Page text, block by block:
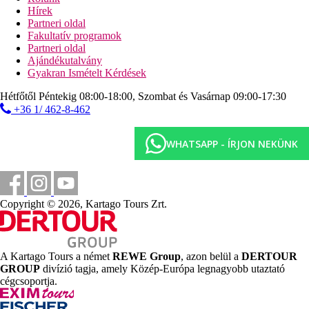
játszótér
csúszdák
miniklub
Tengerpart
napágyak, napernyők és törölközők ingyenesen
fitneszterem (18 éves kortól)
szauna
törökfürdő (kezelések térítés ellenében)
asztalitenisz
vízi játékok
mozi
pilates
aerobic
strandröplabda
boccia
darts
íjászat
Hírek
Partneri oldal
Fakultatív programok
Partneri oldal
Ajándékutalvány
Gyakran Ismételt Kérdések
Hétfőtől Péntekig 08:00-18:00, Szombat és Vasárnap 09:00-17:30
+36 1/ 462-8-462
WHATSAPP - ÍRJON NEKÜNK
Copyright © 2026, Kartago Tours Zrt.
A Kartago Tours a német REWE Group, azon belül a DERTOUR
GROUP divízió tagja, amely Közép-Európa legnagyobb utaztató
cégcsoportja.